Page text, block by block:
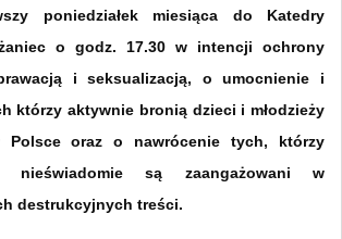
poniedziałek miesiąca do Katedry
o godz. 17.30 w intencji ochrony
i seksualizacją, o umocnienie i
którzy aktywnie bronią dzieci i młodzieży
oraz o nawrócenie tych, którzy
nieświadomie są zaangażowani w
destrukcyjnych treści.